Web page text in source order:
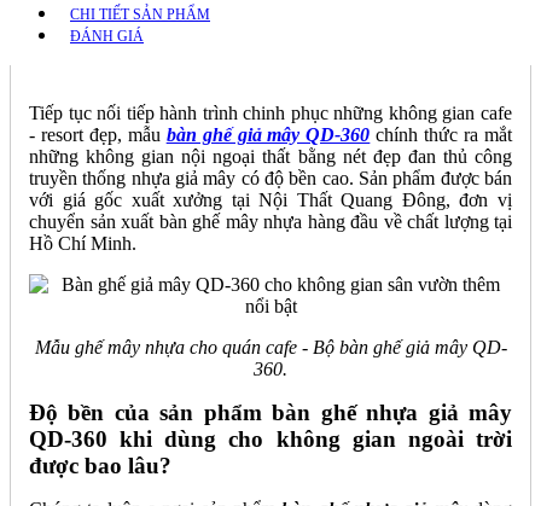
CHI TIẾT SẢN PHẨM
ĐÁNH GIÁ
Tiếp tục nối tiếp hành trình chinh phục những không gian cafe
- resort đẹp, mẫu bàn ghế giả mây QD-360 chính thức ra mắt
những không gian nội ngoại thất bằng nét đẹp đan thủ công
truyền thống nhựa giả mây có độ bền cao. Sản phẩm được bán
với giá gốc xuất xưởng tại Nội Thất Quang Đông, đơn vị
chuyển sản xuất bàn ghế mây nhựa hàng đầu về chất lượng tại
Hồ Chí Minh.
Mẫu ghế mây nhựa cho quán cafe - Bộ bàn ghế giả mây QD-
360.
Độ bền của sản phẩm bàn ghế nhựa giả mây
QD-360 khi dùng cho không gian ngoài trời
được bao lâu?